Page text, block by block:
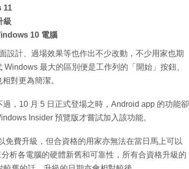
11
級
10 電腦
設計、過場效果等也作出不少改動，不少用家也期
最大的區別便是工作列的「開始」按鈕、
對更為簡潔。
，10 月 5 日正式登場之時，Android app 的功能卻
Insider 預覽版才嘗試加入該功能。
費升級，但合資格的用家亦無法在當日馬上可以
析各電腦的硬體新舊和可靠性，所有合資格升級的